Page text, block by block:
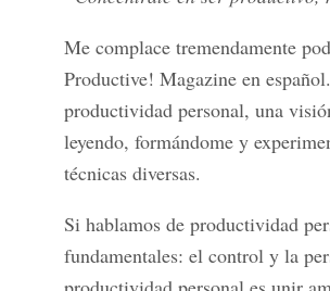
Me complace tremendamente
Productive! Magazine en
productividad personal, una
leyendo, formándome y
técnicas diversas.
Si hablamos de productividad
fundamentales: el control y la